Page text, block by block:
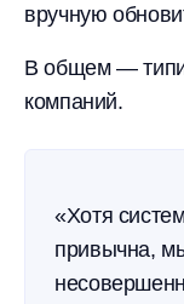
вручную
В общем —
компаний.
«Хотя
привычна,